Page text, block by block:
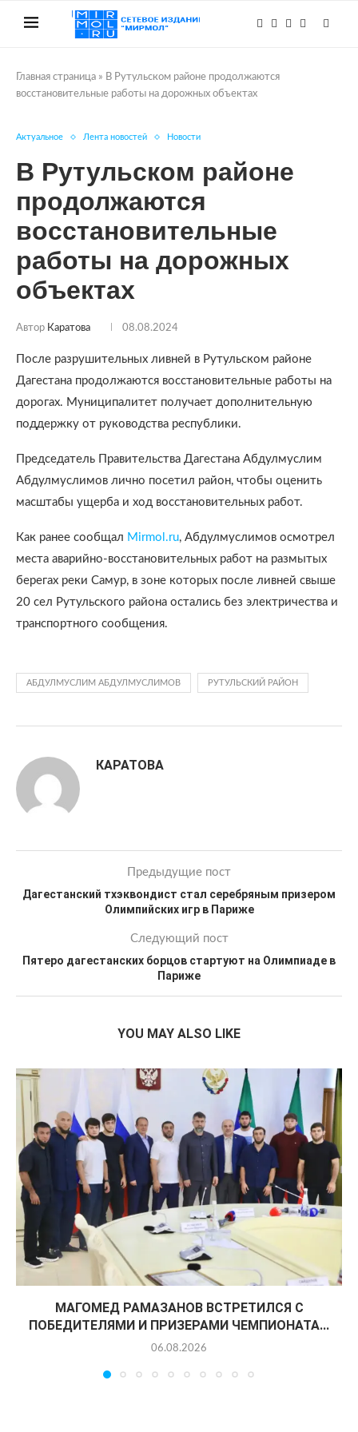
Главная страница » В Рутульском районе продолжаются
восстановительные работы на дорожных объектах
Актуальное Лента новостей Новости
В Рутульском районе
продолжаются
восстановительные
работы на дорожных
объектах
Автор Каратова 08.08.2024
После разрушительных ливней в Рутульском районе
Дагестана продолжаются восстановительные работы на
дорогах. Муниципалитет получает дополнительную
поддержку от руководства республики.
Председатель Правительства Дагестана Абдулмуслим
Абдулмуслимов лично посетил район, чтобы оценить
масштабы ущерба и ход восстановительных работ.
Как ранее сообщал Mirmol.ru, Абдулмуслимов осмотрел
места аварийно-восстановительных работ на размытых
берегах реки Самур, в зоне которых после ливней свыше
20 сел Рутульского района остались без электричества и
транспортного сообщения.
АБДУЛМУСЛИМ АБДУЛМУСЛИМОВ РУТУЛЬСКИЙ РАЙОН
КАРАТОВА
Предыдущие пост
Дагестанский тхэквондист стал серебряным призером
Олимпийских игр в Париже
Следующий пост
Пятеро дагестанских борцов стартуют на Олимпиаде в
Париже
YOU MAY ALSO LIKE
МАГОМЕД РАМАЗАНОВ ВСТРЕТИЛСЯ С
ПОБЕДИТЕЛЯМИ И ПРИЗЕРАМИ ЧЕМПИОНАТА...
06.08.2026